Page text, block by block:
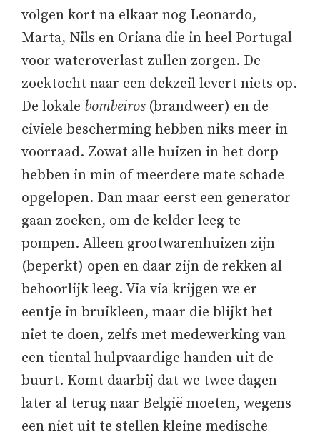
volgen kort na elkaar nog Leonardo,
Marta, Nils en Oriana die in heel Portugal
voor wateroverlast zullen zorgen. De
zoektocht naar een dekzeil levert niets op.
De lokale bombeiros(brandweer) en de
civiele bescherming hebben niks meer in
voorraad. Zowat alle huizen in het dorp
hebben in min of meerdere mate schade
opgelopen. Dan maar eerst een generator
gaan zoeken, om de kelder leeg te
pompen. Alleen grootwarenhuizen zijn
(beperkt) open en daar zijn de rekken al
behoorlijk leeg. Via via krijgen we er
eentje in bruikleen, maar die blijkt het
niet te doen, zelfs met medewerking van
een tiental hulpvaardige handen uit de
buurt. Komt daarbij dat we twee dagen
later al terug naar België moeten, wegens
een niet uit te stellen kleine medische